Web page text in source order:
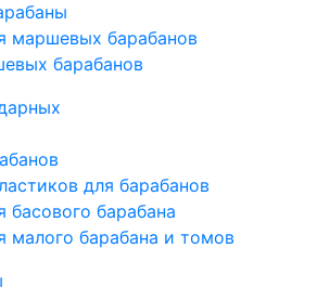
маршевых барабанов
барабанов
для барабанов
басового барабана
малого барабана и томов